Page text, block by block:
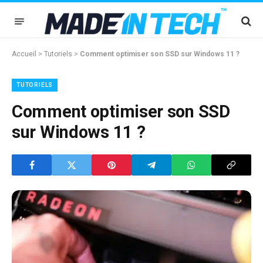
Accueil > Tutoriels > Comment optimiser son SSD sur Windows 11 ?
TUTORIELS
Comment optimiser son SSD
sur Windows 11 ?